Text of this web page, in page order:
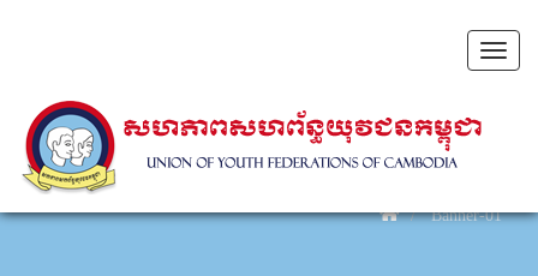
Toggle
Banner-01